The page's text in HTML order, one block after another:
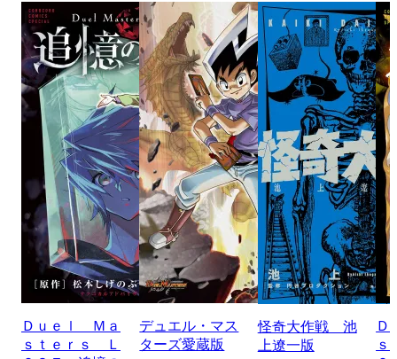
Ｄｕｅｌ Ｍａ
ｓｔｅｒｓ Ｌ
デュエル・マス
ターズ愛蔵版
怪奇大作戦 池
上遼一版
Ｄ